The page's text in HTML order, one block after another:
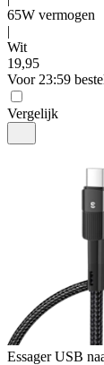
65W vermogen
|
Wit
19,95
Voor 23:59
Vergelijk
Essager USB